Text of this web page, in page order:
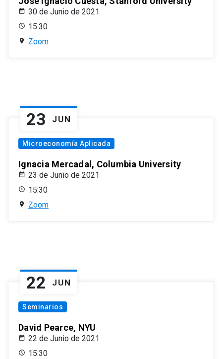
30 de Junio de 2021
15:30
Zoom
23 JUN
Microeconomía Aplicada
Ignacia Mercadal, Columbia University
23 de Junio de 2021
15:30
Zoom
22 JUN
Seminarios
David Pearce, NYU
22 de Junio de 2021
15:30